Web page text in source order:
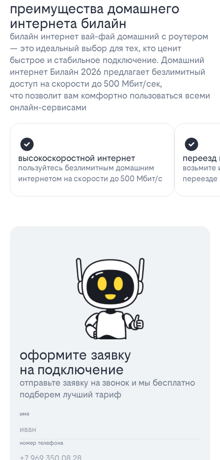
преимущества домашнего
интернета билайн
билайн интернет вай-фай домашний с роутером
— это идеальный выбор для тех, кто ценит
быстрое и стабильное подключение. Домашний
интернет Билайн 2026 предлагает безлимитный
доступ на скорости до 500 Мбит/сек,
что позволит вам комфортно пользоваться всеми
онлайн-сервисами
высокоскоростной интернет
пользуйтесь безлимитным домашним
интернетом на скорости до 500 Мбит/с
переезд
возьмите
переезде
оформите заявку
на подключение
отправьте заявку на звонок и мы бесплатно
подберем лучший тариф
имя
номер телефона